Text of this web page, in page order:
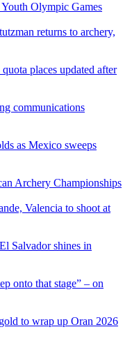
Olympic Games
returns to archery,
places updated after
communications
as Mexico sweeps
Archery Championships
Valencia to shoot at
Salvador shines in
onto that stage” – on
to wrap up Oran 2026